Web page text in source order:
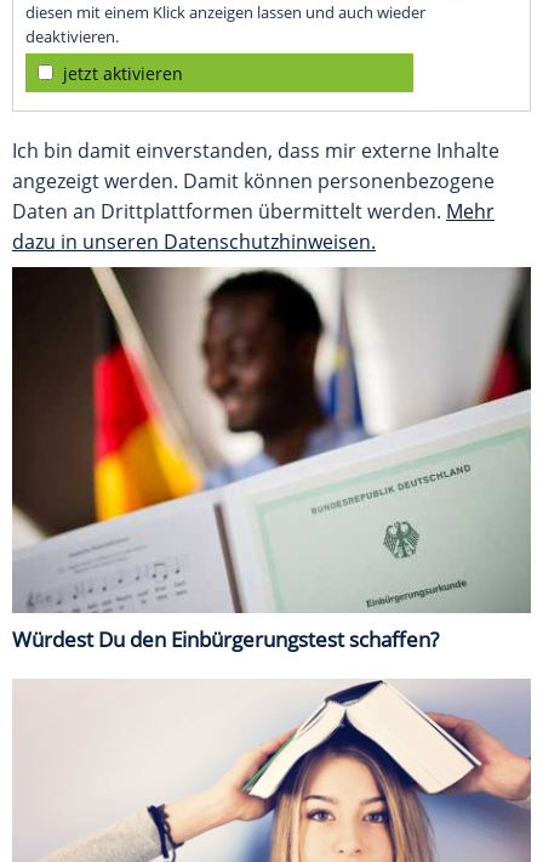
diesen mit einem Klick anzeigen lassen und auch wieder
deaktivieren.
jetzt aktivieren
Ich bin damit einverstanden, dass mir externe Inhalte
angezeigt werden. Damit können personenbezogene
Daten an Drittplattformen übermittelt werden. Mehr
dazu in unseren Datenschutzhinweisen.
Würdest Du den Einbürgerungstest schaffen?